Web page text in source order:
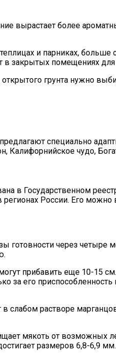
вырастает более
и парниках,
в закрытых помещениях для
грунта нужно
специально
Калифорнийское чудо,
в Государственном
России. Его
готовности через
прибавить еще 10-15
за его
растворе
мякоть от возможных
размеров 6,8-6,9